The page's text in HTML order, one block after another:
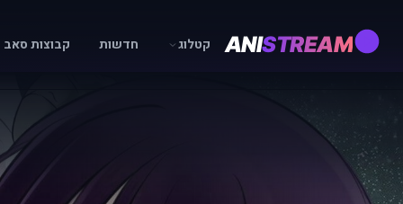
ANISTREAM קטלוג חדשות קבוצות סאב